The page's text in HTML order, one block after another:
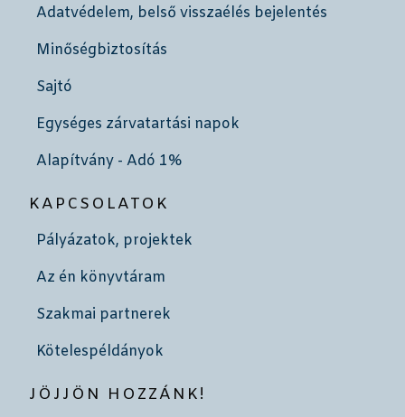
Adatvédelem, belső visszaélés bejelentés
Minőségbiztosítás
Sajtó
Egységes zárvatartási napok
Alapítvány - Adó 1%
KAPCSOLATOK
Pályázatok, projektek
Az én könyvtáram
Szakmai partnerek
Kötelespéldányok
JÖJJÖN HOZZÁNK!